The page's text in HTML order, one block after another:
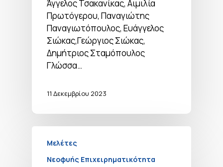
Άγγελος Τσακανίκας, Αιμιλία
Πρωτόγερου, Παναγιώτης
Παναγιωτόπουλος, Ευάγγελος
Σιώκας,Γεώργιος Σιώκας,
Δημήτριος Σταμόπουλος
Γλώσσα…
11 Δεκεμβρίου 2023
Μελέτες
Νεοφυής Επιχειρηματικότητα